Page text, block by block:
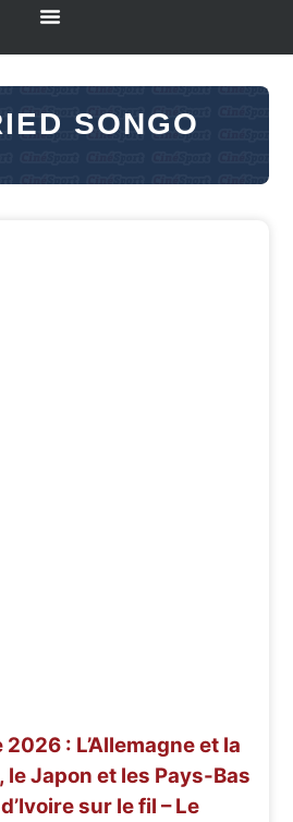
SONGO
: L’Allemagne et la
le Japon et les Pays-Bas
sur le fil – Le